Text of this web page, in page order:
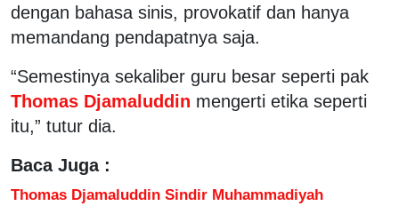
dengan bahasa sinis, provokatif dan hanya
memandang pendapatnya saja.
“Semestinya sekaliber guru besar seperti pak
Thomas Djamaluddin mengerti etika seperti
itu,” tutur dia.
Baca Juga :
Thomas Djamaluddin Sindir Muhammadiyah